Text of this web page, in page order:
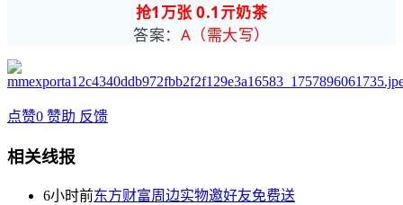
抢1万张 0.1亓奶茶
答案： A（需大写）
点赞0 赞助 反馈
相关线报
6小时前东方财富周边实物邀好友免费送